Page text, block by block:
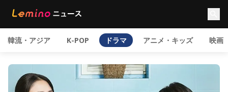
韓流・アジア K-POP ドラマ アニメ・キッズ 映画